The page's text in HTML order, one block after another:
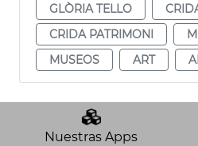
GLÒRIA TELLO
CRIDA PATRIMONI
MUSEOS
ART
Nuestras Apps